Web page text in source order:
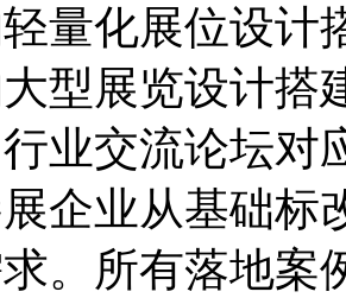
量化展位设计
型展览设计搭
业交流论坛对
企业从基础标
。所有落地案